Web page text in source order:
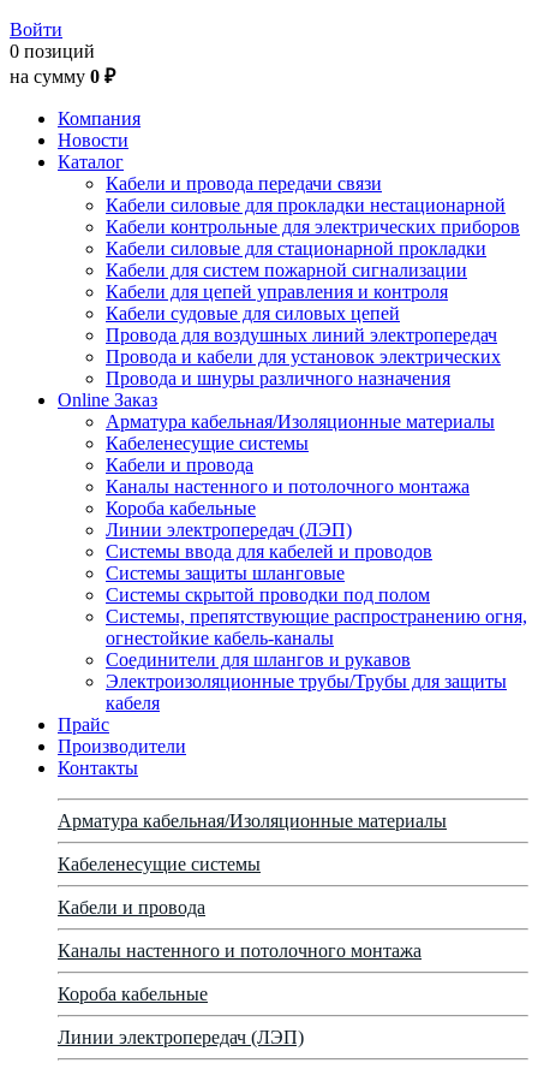
Войти
0 позиций
на сумму 0 ₽
Компания
Новости
Каталог
Кабели и провода передачи связи
Кабели силовые для прокладки нестационарной
Кабели контрольные для электрических приборов
Кабели силовые для стационарной прокладки
Кабели для систем пожарной сигнализации
Кабели для цепей управления и контроля
Кабели судовые для силовых цепей
Провода для воздушных линий электропередач
Провода и кабели для установок электрических
Провода и шнуры различного назначения
Online Заказ
Арматура кабельная/Изоляционные материалы
Кабеленесущие системы
Кабели и провода
Каналы настенного и потолочного монтажа
Короба кабельные
Линии электропередач (ЛЭП)
Системы ввода для кабелей и проводов
Системы защиты шланговые
Системы скрытой проводки под полом
Системы, препятствующие распространению огня,
огнестойкие кабель-каналы
Соединители для шлангов и рукавов
Электроизоляционные трубы/Трубы для защиты
кабеля
Прайс
Производители
Контакты
Арматура кабельная/Изоляционные материалы
Кабеленесущие системы
Кабели и провода
Каналы настенного и потолочного монтажа
Короба кабельные
Линии электропередач (ЛЭП)